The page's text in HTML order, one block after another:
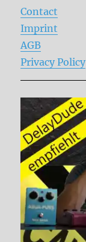
Contact
Imprint
AGB
Privacy Policy